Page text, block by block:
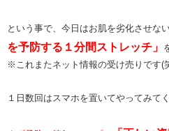
という事で、今日はお肌を劣化させな
を予防する１分間ストレッチ」
※これまたネット情報の受け売りです(
１日数回はスマホを置いてやってみて